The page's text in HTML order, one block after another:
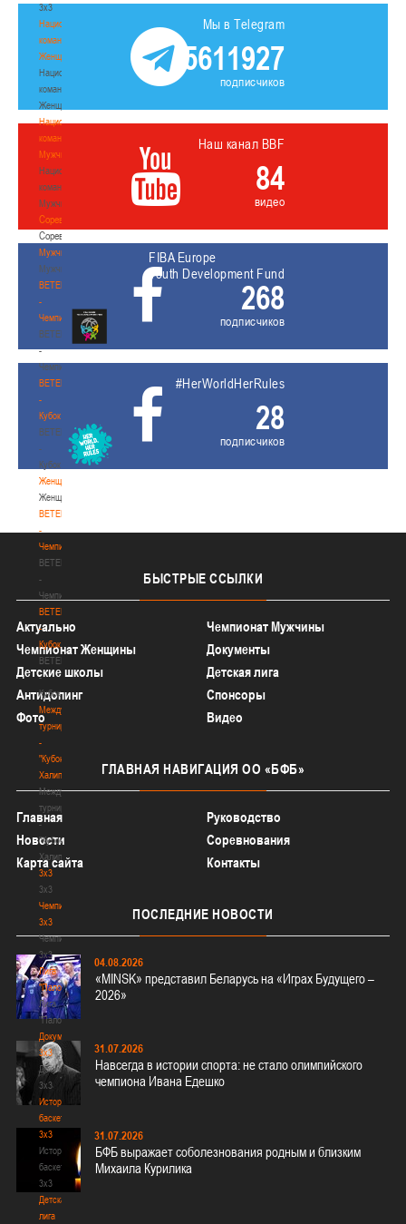
3х3
Национальная
команда.
Женщины
Национальная
команда.
Женщины
Национальная
команда.
Мужчины
Национальная
команда.
Мужчины
Соревнования
Соревнования
Мужчины
Мужчины
BETERA
-
Чемпионат
BETERA
-
Чемпионат
BETERA
-
Кубок
BETERA
-
Кубок
Женщины
Женщины
BETERA
-
Чемпионат
BETERA
-
Чемпионат
BETERA
-
Кубок
BETERA
-
Кубок
Международный
турнир
-
"Кубок
Халипского"
Международный
турнир
-
"Кубок
Халипского"
3x3
3x3
Чемпионат
3х3
Чемпионат
3х3
Лига
"Палова"
Лига
"Палова"
Документы
3х3
Документы
3х3
История
баскетбола
3х3
История
баскетбола
3х3
Детская
лига
Мы в Telegram
5611927
подписчиков
Наш канал BBF
84
видео
FIBA Europe
Youth Development Fund
268
подписчиков
#HerWorldHerRules
28
подписчиков
БЫСТРЫЕ ССЫЛКИ
Актуально
Чемпионат Мужчины
Чемпионат Женщины
Документы
Детские школы
Детская лига
Антидопинг
Спонсоры
Фото
Видео
ГЛАВНАЯ НАВИГАЦИЯ ОО «БФБ»
Главная
Руководство
Новости
Соревнования
Карта сайта
Контакты
ПОСЛЕДНИЕ НОВОСТИ
04.08.2026
«MINSK» представил Беларусь на «Играх Будущего –
2026»
31.07.2026
Навсегда в истории спорта: не стало олимпийского
чемпиона Ивана Едешко
31.07.2026
БФБ выражает соболезнования родным и близким
Михаила Курилика